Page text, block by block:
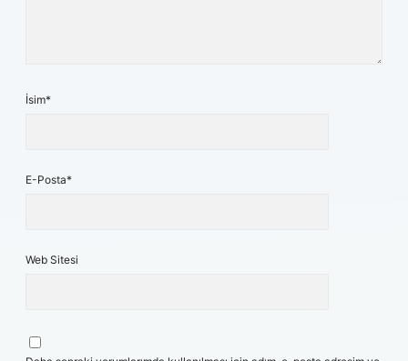
İsim*
E-Posta*
Web Sitesi